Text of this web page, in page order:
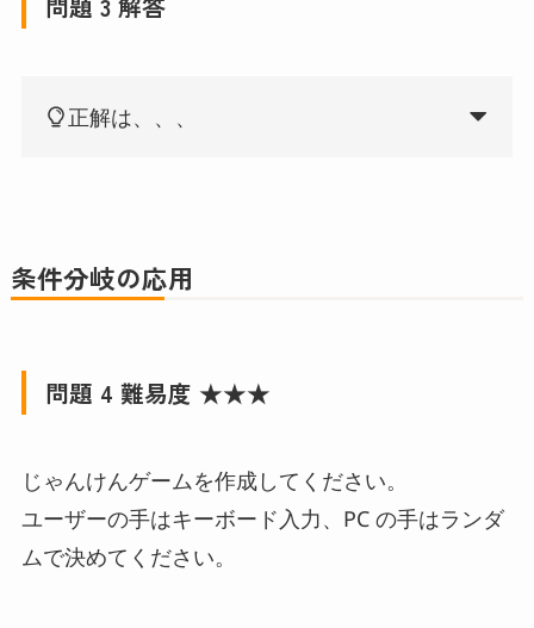
問題 3 解答
正解は、、、
条件分岐の応用
問題 4 難易度 ★★★
じゃんけんゲームを作成してください。
ユーザーの手はキーボード入力、PC の手はランダ
ムで決めてください。